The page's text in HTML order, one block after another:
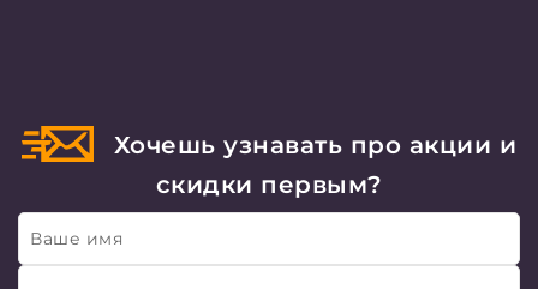
Хочешь узнавать про акции и
скидки первым?
Ваше имя